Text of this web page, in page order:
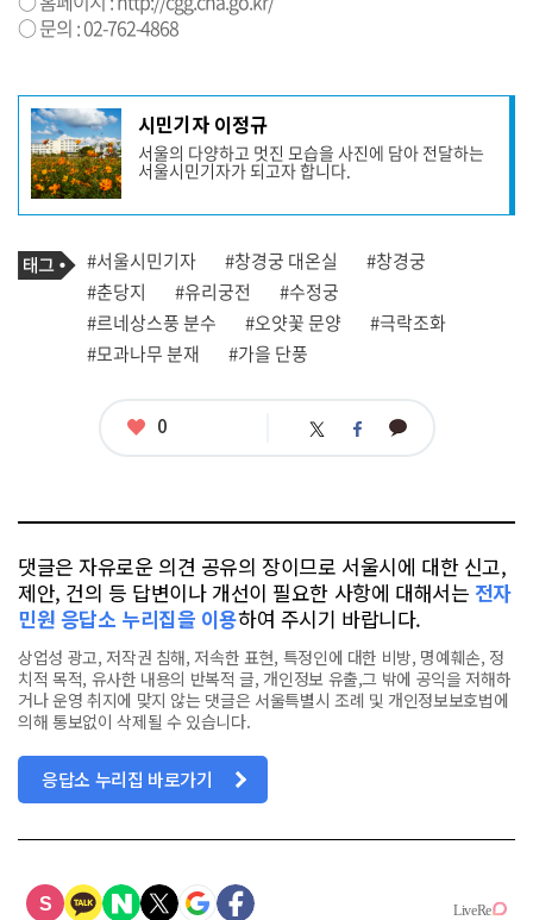
○ 문의 : 02-762-4868
기
사
작
성
자
프
필
시민기자 이정규
서울의 다양하고 멋진 모습을 사진에 담아 전달하는
서울시민기자가 되고자 합니다.
기
사
관
련
태
그
태
그
#서울시민기자 #창경궁 대온실
#창경궁
#춘당지
#유리궁전
#수정궁
#르네상스풍 분수
#오얏꽃 문양
#극락조화
#모과나무 분재
#가을 단풍
좋
0 트 페 카
댓글은 자유로운 의견 공유의 장이므로 서울시에 대한 신고,
제안, 건의 등 답변이나 개선이 필요한 사항에 대해서는 전자
민원 응답소 누리집을 이용하여 주시기 바랍니다.
상업성 광고, 저작권 침해, 저속한 표현, 특정인에 대한 비방, 명예훼손, 정
치적 목적, 유사한 내용의 반복적 글, 개인정보 유출,그 밖에 공익을 저해하
거나 운영 취지에 맞지 않는 댓글은 서울특별시 조례 및 개인정보보호법에
의해 통보없이 삭제될 수 있습니다.
응답소 누리집 바로가기